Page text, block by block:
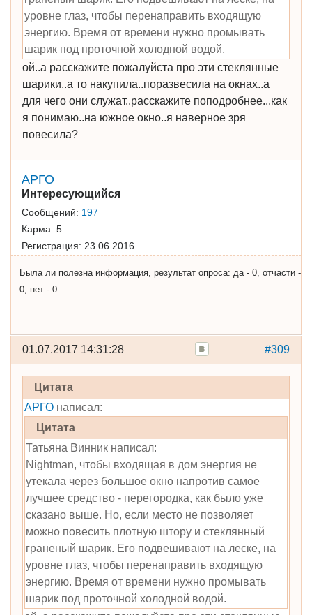
уровне глаз, чтобы перенаправить входящую
энергию. Время от времени нужно промывать
шарик под проточной холодной водой.
ой..а расскажите пожалуйста про эти стеклянные
шарики..а то накупила..поразвесила на окнах..а
для чего они служат..расскажите поподробнее...как
я понимаю..на южное окно..я наверное зря
повесила?
АРГО
Интересующийся
Сообщений: 197
Карма: 5
Регистрация: 23.06.2016
Была ли полезна информация, результат опроса: да - 0, отчасти -
0, нет - 0
#309
01.07.2017 14:31:28
Цитата
АРГОнаписал:
Цитата
Татьяна Винник написал:
Nightman, чтобы входящая в дом энергия не
утекала через большое окно напротив самое
лучшее средство - перегородка, как было уже
сказано выше. Но, если место не позволяет
можно повесить плотную штору и стеклянный
граненый шарик. Его подвешивают на леске, на
уровне глаз, чтобы перенаправить входящую
энергию. Время от времени нужно промывать
шарик под проточной холодной водой.